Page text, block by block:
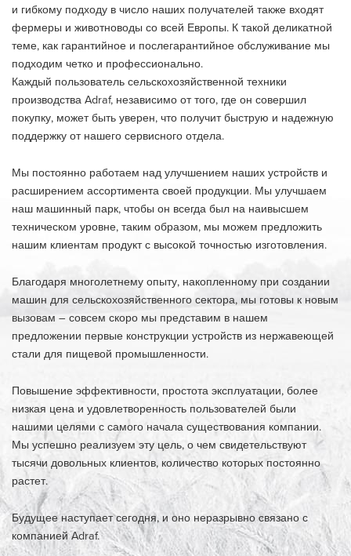
и гибкому подходу в число наших получателей также входят
фермеры и животноводы со всей Европы. К такой деликатной
теме, как гарантийное и послегарантийное обслуживание мы
подходим четко и профессионально.
Каждый пользователь сельскохозяйственной техники
производства Adraf, независимо от того, где он совершил
покупку, может быть уверен, что получит быструю и надежную
поддержку от нашего сервисного отдела.
Мы постоянно работаем над улучшением наших устройств и
расширением ассортимента своей продукции. Мы улучшаем
наш машинный парк, чтобы он всегда был на наивысшем
техническом уровне, таким образом, мы можем предложить
нашим клиентам продукт с высокой точностью изготовления.
Благодаря многолетнему опыту, накопленному при создании
машин для сельскохозяйственного сектора, мы готовы к новым
вызовам – совсем скоро мы представим в нашем
предложении первые конструкции устройств из нержавеющей
стали для пищевой промышленности.
Повышение эффективности, простота эксплуатации, более
низкая цена и удовлетворенность пользователей были
нашими целями с самого начала существования компании.
Мы успешно реализуем эту цель, о чем свидетельствуют
тысячи довольных клиентов, количество которых постоянно
растет.
Будущее наступает сегодня, и оно неразрывно связано с
компанией Adraf.